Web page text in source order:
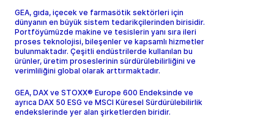
GEA, gıda, içecek ve farmasötik sektörleri için
dünyanın en büyük sistem tedarikçilerinden birisidir.
Portföyümüzde makine ve tesislerin yanı sıra ileri
proses teknolojisi, bileşenler ve kapsamlı hizmetler
bulunmaktadır. Çeşitli endüstrilerde kullanılan bu
ürünler, üretim proseslerinin sürdürülebilirliğini ve
verimliliğini global olarak arttırmaktadır.
GEA, DAX ve STOXX® Europe 600 Endeksinde ve
ayrıca DAX 50 ESG ve MSCI Küresel Sürdürülebilirlik
endekslerinde yer alan şirketlerden biridir.